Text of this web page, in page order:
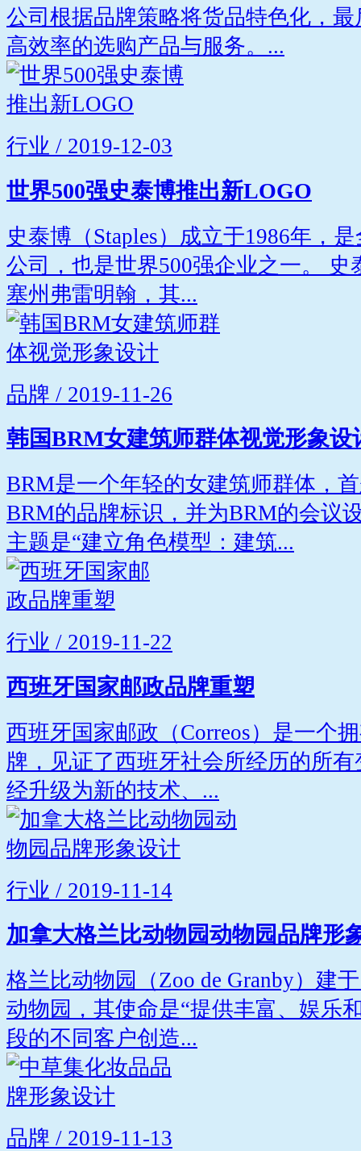
公司根据品牌策略将货品特色化，
高效率的选购产品与服务。...
行业 / 2019-12-03
世界500强史泰博推出新LOGO
史泰博（Staples）成立于1986年，
公司，也是世界500强企业之一。
塞州弗雷明翰，其...
品牌 / 2019-11-26
韩国BRM女建筑师群体视觉形象设
BRM是一个年轻的女建筑师群体，
BRM的品牌标识，并为BRM的会议
主题是“建立角色模型：建筑...
行业 / 2019-11-22
西班牙国家邮政品牌重塑
西班牙国家邮政（Correos）是一个
牌，见证了西班牙社会所经历的所有
经升级为新的技术、...
行业 / 2019-11-14
加拿大格兰比动物园动物园品牌形
格兰比动物园（Zoo de Granby）建
动物园，其使命是“提供丰富、娱乐
段的不同客户创造...
品牌 / 2019-11-13